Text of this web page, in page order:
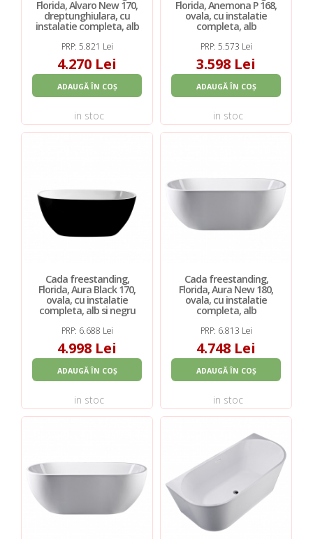
Florida, Alvaro New 170,
dreptunghiulara, cu
instalatie completa, alb
PRP: 5.821 Lei
4.270 Lei
ADAUGĂ ÎN COȘ
in stoc
Florida, Anemona P 168,
ovala, cu instalatie
completa, alb
PRP: 5.573 Lei
3.598 Lei
ADAUGĂ ÎN COȘ
in stoc
Cada freestanding,
Florida, Aura Black 170,
ovala, cu instalatie
completa, alb si negru
PRP: 6.688 Lei
4.998 Lei
ADAUGĂ ÎN COȘ
in stoc
Cada freestanding,
Florida, Aura New 180,
ovala, cu instalatie
completa, alb
PRP: 6.813 Lei
4.748 Lei
ADAUGĂ ÎN COȘ
in stoc